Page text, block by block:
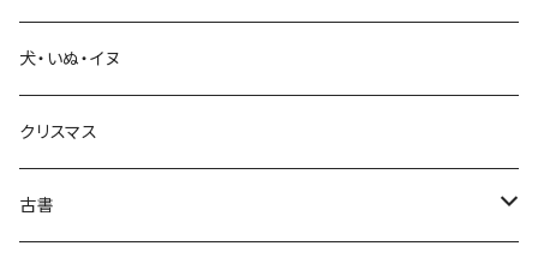
生活・暮らし
芸術・絵画・写真
絵本・児童書
犬・いぬ・イヌ
クリスマス
古書